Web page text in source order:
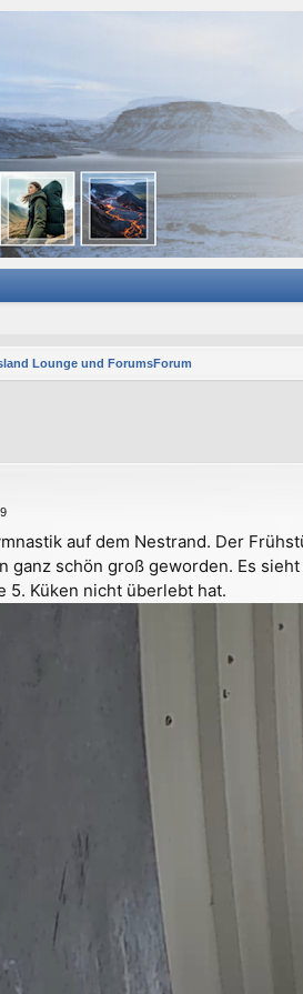
Lounge und ForumsForum
auf dem Nestrand. Der
ganz schön groß geworden. Es
5. Küken nicht überlebt hat.